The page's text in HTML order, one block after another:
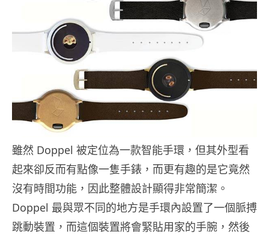
雖然 Doppel 被定位為一款智能手環，但其外型看
起來卻反而有點像一隻手錶，而更有趣的是它竟然
沒有時間功能，因此整體設計顯得非常簡潔。
Doppel 最與眾不同的地方是手環內設置了一個脈搏
跳動裝置，而這個裝置將會緊貼用家的手腕，然後